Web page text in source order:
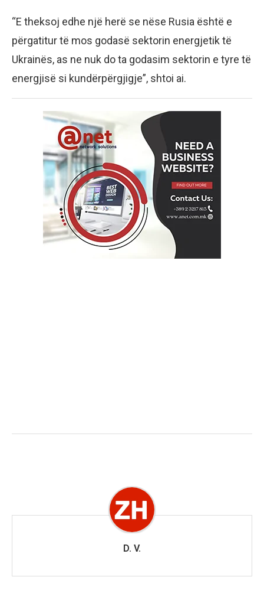
“E theksoj edhe një herë se nëse Rusia është e
përgatitur të mos godasë sektorin energjetik të
Ukrainës, as ne nuk do ta godasim sektorin e tyre të
energjisë si kundërpërgjigje”, shtoi ai.
D. V.